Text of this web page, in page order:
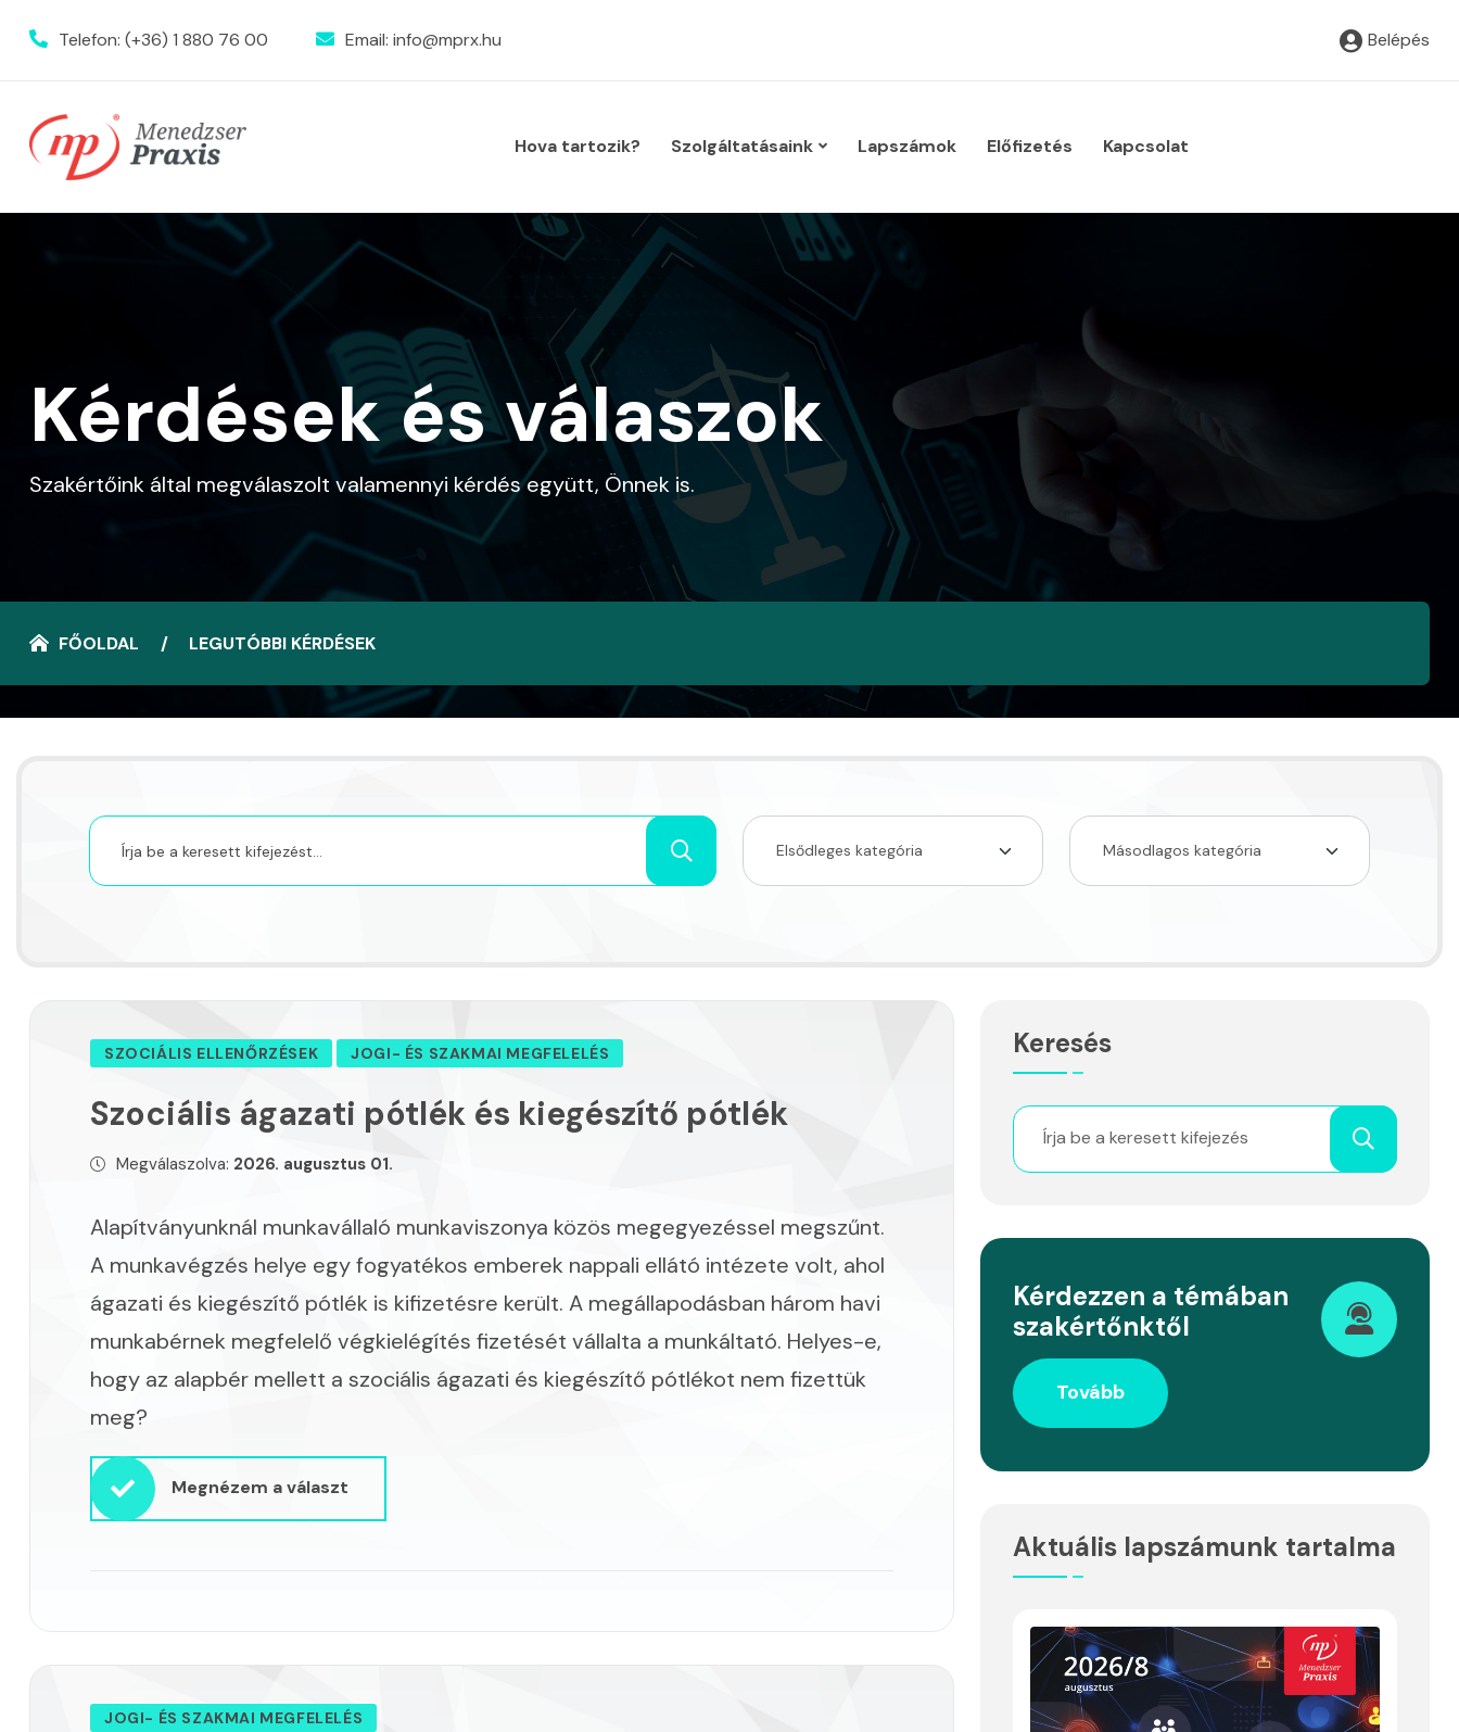
Telefon: (+36) 1 880 76 00 Email: info@mprx.hu Belépés
Hova tartozik? Szolgáltatásaink Lapszámok Előfizetés Kapcsolat
Kérdések és válaszok
Szakértőink által megválaszolt valamennyi kérdés együtt, Önnek is.
FŐOLDAL LEGUTÓBBI KÉRDÉSEK
SZOCIÁLIS ELLENŐRZÉSEK JOGI- ÉS SZAKMAI MEGFELELÉS
Szociális ágazati pótlék és kiegészítő pótlék
Megválaszolva: 2026. augusztus 01.
Alapítványunknál munkavállaló munkaviszonya közös megegyezéssel megszűnt.
A munkavégzés helye egy fogyatékos emberek nappali ellátó intézete volt, ahol
ágazati és kiegészítő pótlék is kifizetésre került. A megállapodásban három havi
munkabérnek megfelelő végkielégítés fizetését vállalta a munkáltató. Helyes-e,
hogy az alapbér mellett a szociális ágazati és kiegészítő pótlékot nem fizettük
meg?
Megnézem a választ
JOGI- ÉS SZAKMAI MEGFELELÉS
Keresés
Kérdezzen a témában
szakértőnktől
Tovább
Aktuális lapszámunk tartalma